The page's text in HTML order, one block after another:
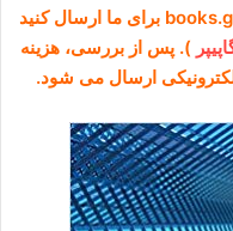
www.amazon.com و یا books.google.com برای ما ارسال کنید
). پس از بررسی، هزینه
ارسال می شود.